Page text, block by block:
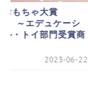
おもちゃ大賞
～エデュケーシ
ル・トイ部門受賞商
2023-06-22